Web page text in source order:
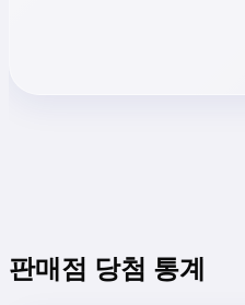
판매점 당첨 통계